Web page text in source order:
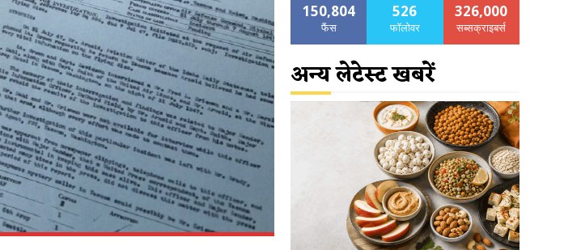
150,804
फैंस
526
फॉलोवर
326,000
सब्सक्राइबर्स
अन्य लेटेस्ट खबरें